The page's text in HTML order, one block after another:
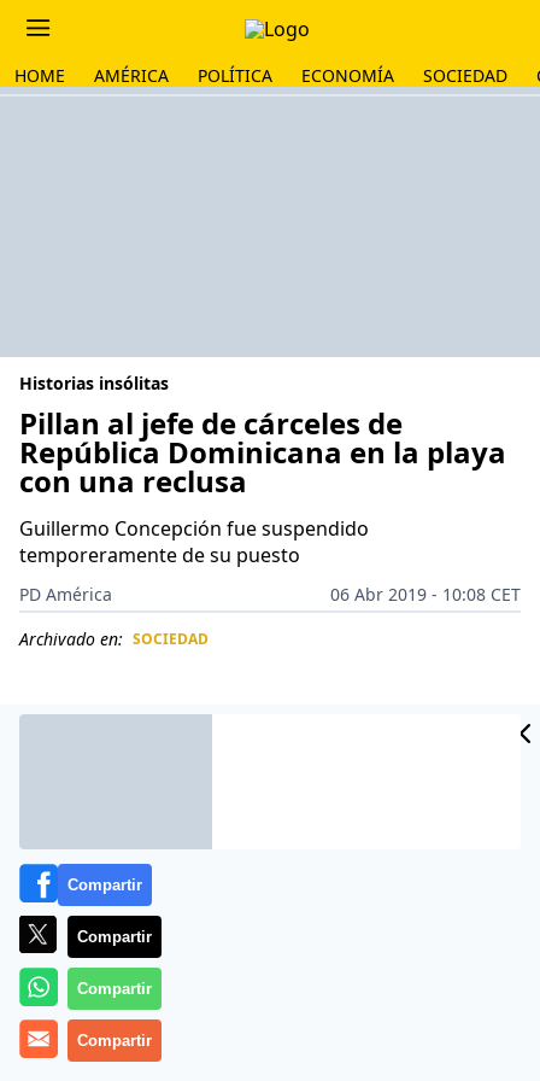
HOME AMÉRICA POLÍTICA ECONOMÍA SOCIEDAD
Historias insólitas
Pillan al jefe de cárceles de
República Dominicana en la playa
con una reclusa
Guillermo Concepción fue suspendido
temporeramente de su puesto
PD América
06 Abr 2019 - 10:08 CET
Archivado en: SOCIEDAD
El amor parece desconocer de barreras penitenciarias.
La Procuraduría General de la República
Compartir
Compartir
Compartir
Compartir